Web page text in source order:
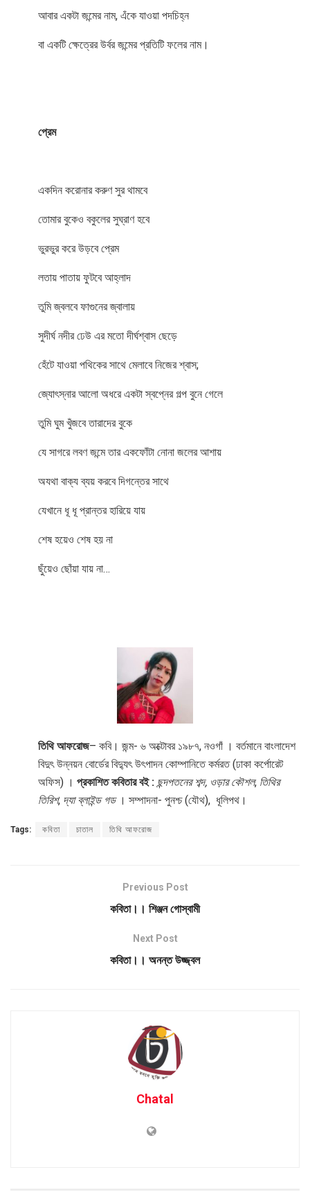
আবার একটা জন্মের নাম, এঁকে যাওয়া পদচিহ্ন
বা একটি ক্ষেত্রের উর্বর জন্মের প্রতিটি ফলের নাম।
প্রেম
একদিন করোনার করুণ সুর থামবে
তোমার বুকেও বকুলের সুঘ্রাণ হবে
ভুরভুর করে উড়বে প্রেম
লতায় পাতায় ফুটবে আহ্লাদ
তুমি জ্বলবে ফাগুনের জ্বালায়
সুদীর্ঘ নদীর ঢেউ এর মতো দীর্ঘশ্বাস ছেড়ে
হেঁটে যাওয়া পথিকের সাথে মেলাবে নিজের শ্বাস;
জ্যোৎস্নার আলো অধরে একটা স্বপ্নের গল্প বুনে গেলে
তুমি ঘুম খুঁজবে তারাদের বুকে
যে সাগরে লবণ জন্মে তার একফোঁটা নোনা জলের আশায়
অযথা বাক্য ব্যয় করবে দিগন্তের সাথে
যেখানে ধূ ধূ প্রান্তর হারিয়ে যায়
শেষ হয়েও শেষ হয় না
ছুঁয়েও ছোঁয়া যায় না…
তিথি আফরোজ– কবি। জন্ম- ৬ অক্টোবর ১৯৮৭, নওগাঁ । বর্তমানে বাংলাদেশ
বিদুৎ উন্নয়ন বোর্ডের বিদ্যুৎ উৎপাদন কোম্পানিতে কর্মরত (ঢাকা কর্পোরেট
অফিস) । প্রকাশিত কবিতার বই : ছন্দপতনের শব্দ, ওড়ার কৌশল, তিথির
তিরিশ, দ্যা ব্লাইন্ড গড । সম্পাদনা- পুনশ্চ (যৌথ), ধূলিপথ।
Tags: কবিতা চাতাল তিথি আফরোজ
Previous Post
কবিতা।। শিঞ্জন গোস্বামী
Next Post
কবিতা।। অনন্ত উজ্জ্বল
Chatal